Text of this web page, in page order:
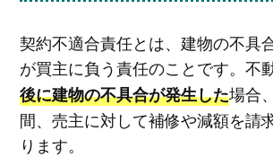
契約不適合責任とは、建物の不具
が買主に負う責任のことです。不
後に建物の不具合が発生した場合
間、売主に対して補修や減額を請
ります。